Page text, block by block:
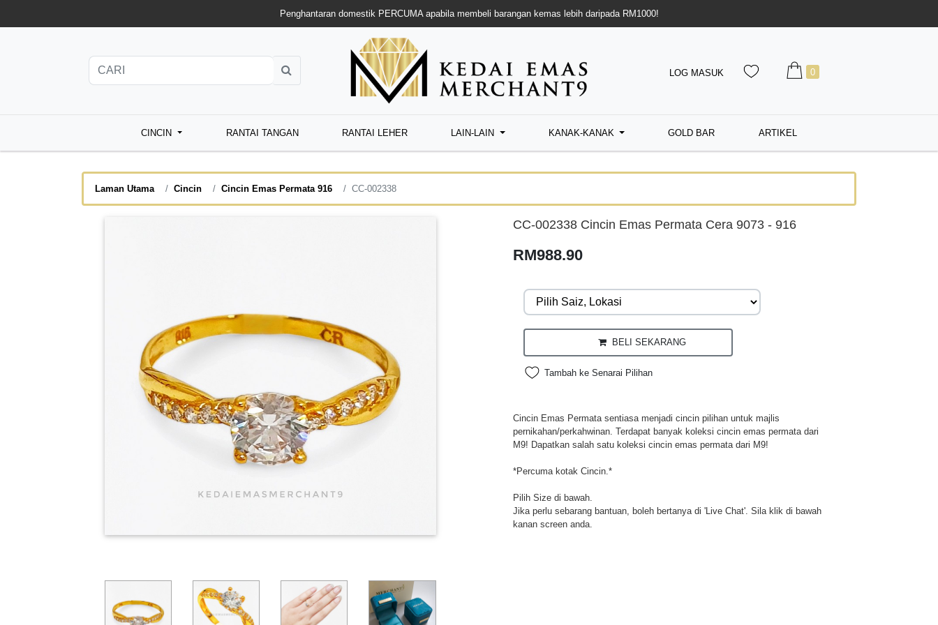
Penghantaran domestik PERCUMA apabila membeli barangan kemas lebih daripada RM1000!
LOG MASUK 0
CINCIN RANTAI TANGAN RANTAI LEHER LAIN-LAIN KANAK-KANAK GOLD BAR ARTIKEL
Laman Utama Cincin Cincin Emas Permata 916 CC-002338
CC-002338 Cincin Emas Permata Cera 9073 - 916
RM988.90
BELI SEKARANG
Tambah ke Senarai Pilihan
Cincin Emas Permata sentiasa menjadi cincin pilihan untuk majlis
pernikahan/perkahwinan. Terdapat banyak koleksi cincin emas permata dari
M9! Dapatkan salah satu koleksi cincin emas permata dari M9!
*Percuma kotak Cincin.*
Pilih Size di bawah.
Jika perlu sebarang bantuan, boleh bertanya di 'Live Chat'. Sila klik di bawah
kanan screen anda.